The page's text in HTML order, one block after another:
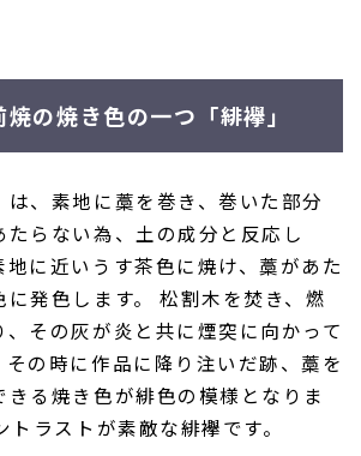
の焼き色の一つ「緋襷」
、素地に藁を巻き、巻いた部分
たらない為、土の成分と反応し
に近いうす茶色に焼け、藁があた
発色します。 松割木を焚き、燃
、その灰が炎と共に煙突に向かって
の時に作品に降り注いだ跡、藁を
る焼き色が緋色の模様となりま
トラストが素敵な緋襷です。